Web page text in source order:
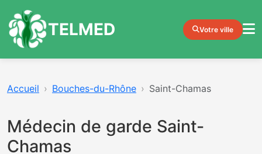
TELMED Votre ville
Accueil Bouches-du-Rhône Saint-Chamas
Médecin de garde Saint-
Chamas